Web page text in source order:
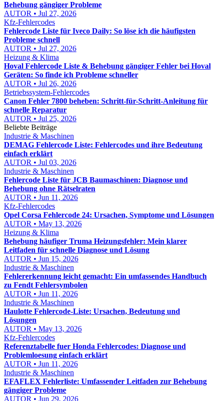
Behebung gängiger Probleme
AUTOR • Jul 27, 2026
Kfz-Fehlercodes
Fehlercode Liste für Iveco Daily: So löse ich die häufigsten
Probleme schnell
AUTOR • Jul 27, 2026
Heizung & Klima
Hoval Fehlercode Liste & Behebung gängiger Fehler bei Hoval
Geräten: So finde ich Probleme schneller
AUTOR • Jul 26, 2026
Betriebssystem-Fehlercodes
Canon Fehler 7800 beheben: Schritt-für-Schritt-Anleitung für
schnelle Reparatur
AUTOR • Jul 25, 2026
Beliebte Beiträge
Industrie & Maschinen
DEMAG Fehlercode Liste: Fehlercodes und ihre Bedeutung
einfach erklärt
AUTOR • Jul 03, 2026
Industrie & Maschinen
Fehlercode Liste für JCB Baumaschinen: Diagnose und
Behebung ohne Rätselraten
AUTOR • Jun 11, 2026
Kfz-Fehlercodes
Opel Corsa Fehlercode 24: Ursachen, Symptome und Lösungen
AUTOR • May 13, 2026
Heizung & Klima
Behebung häufiger Truma Heizungsfehler: Mein klarer
Leitfaden für schnelle Diagnose und Lösung
AUTOR • Jun 15, 2026
Industrie & Maschinen
Fehlererkennung leicht gemacht: Ein umfassendes Handbuch
zu Fendt Fehlersymbolen
AUTOR • Jun 11, 2026
Industrie & Maschinen
Haulotte Fehlercode-Liste: Ursachen, Bedeutung und
Lösungen
AUTOR • May 13, 2026
Kfz-Fehlercodes
Referenztabelle fuer Honda Fehlercodes: Diagnose und
Problemloesung einfach erklärt
AUTOR • Jun 11, 2026
Industrie & Maschinen
EFAFLEX Fehlerliste: Umfassender Leitfaden zur Behebung
gängiger Probleme
AUTOR • Jun 29, 2026